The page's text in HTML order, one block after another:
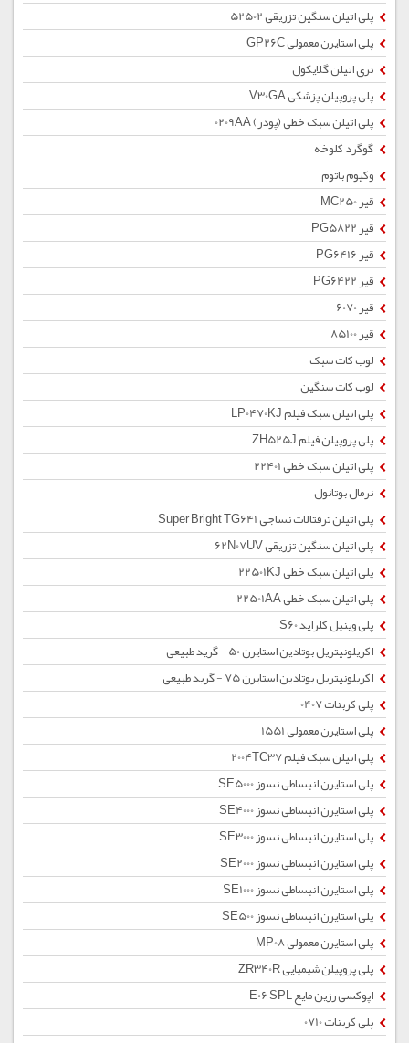
پلی اتیلن سنگین تزریقی 52502
پلی استایرن معمولی GP26C
تری اتیلن گلایکول
پلی پروپیلن پزشکی V30GA
پلی اتیلن سبک خطی (پودر) 0209AA
گوگرد کلوخه
وکیوم باتوم
قیر MC250
قیر PG5822
قیر PG6416
قیر PG6422
قیر 6070
قیر 85100
لوب کات سبک
لوب کات سنگین
پلی اتیلن سبک فیلم LP0470KJ
پلی پروپیلن فیلم ZH525J
پلی اتیلن سبک خطی 22401
نرمال بوتانول
پلی اتیلن ترفتالات نساجی Super Bright TG641
پلی اتیلن سنگین تزریقی 62N07UV
پلی اتیلن سبک خطی 22501KJ
پلی اتیلن سبک خطی 22501AA
پلی وینیل کلراید S60
اکریلونیتریل بوتادین استایرن 50 - گرید طبیعی
اکریلونیتریل بوتادین استایرن 75 - گرید طبیعی
پلی کربنات 0407
پلی استایرن معمولی 1551
پلی اتیلن سبک فیلم 2004TC37
پلی استایرن انبساطی نسوز SE5000
پلی استایرن انبساطی نسوز SE4000
پلی استایرن انبساطی نسوز SE3000
پلی استایرن انبساطی نسوز SE2000
پلی استایرن انبساطی نسوز SE1000
پلی استایرن انبساطی نسوز SE500
پلی استایرن معمولی MP08
پلی پروپیلن شیمیایی ZR340R
اپوکسی رزین مایع E06 SPL
پلی کربنات 0710